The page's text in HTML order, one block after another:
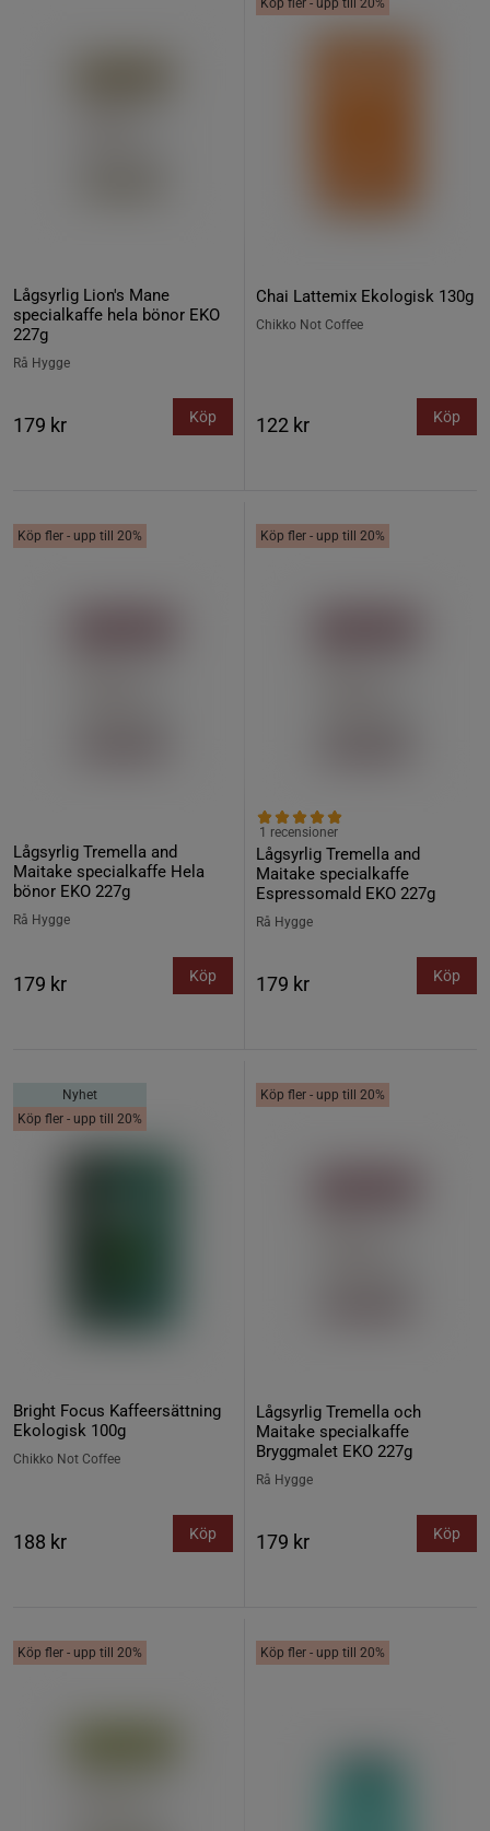
Lågsyrlig Lion's Mane
specialkaffe hela bönor EKO
227g
Rå Hygge
179 kr Köp
Köp fler - upp till 20%
Chai Lattemix Ekologisk 130g
Chikko Not Coffee
122 kr Köp
Köp fler - upp till 20%
Lågsyrlig Tremella and
Maitake specialkaffe Hela
bönor EKO 227g
Rå Hygge
179 kr Köp
Köp fler - upp till 20%
Lågsyrlig Tremella and
Maitake specialkaffe
Espressomald EKO 227g
1 recensioner
Rå Hygge
179 kr Köp
Nyhet
Köp fler - upp till 20%
Bright Focus Kaffeersättning
Ekologisk 100g
Chikko Not Coffee
188 kr Köp
Köp fler - upp till 20%
Lågsyrlig Tremella och
Maitake specialkaffe
Bryggmalet EKO 227g
Rå Hygge
179 kr Köp
Köp fler - upp till 20% Köp fler - upp till 20%